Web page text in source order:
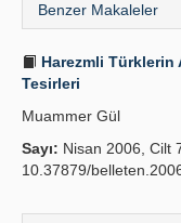
Benzer Makaleler
Harezmli Türklerin
Tesirleri
Muammer Gül
Sayı: Nisan 2006, Cilt
10.37879/